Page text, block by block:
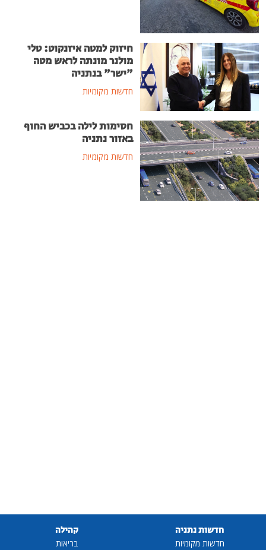
חיזוק למטה איזנקוט: טלי
מולנר מונתה לראש מטה
"ישר" בנתניה
חדשות מקומיות
חסימות לילה בכביש החוף
באזור נתניה
חדשות מקומיות
חדשות נתניה
חדשות מקומיות
קהילה
בריאות